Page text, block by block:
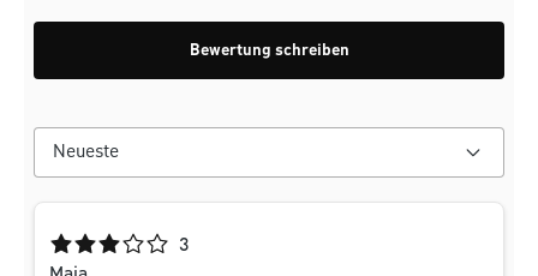
Bewertung schreiben
Durchschnittliche Bewertung von 3 von 5 Sternen
3